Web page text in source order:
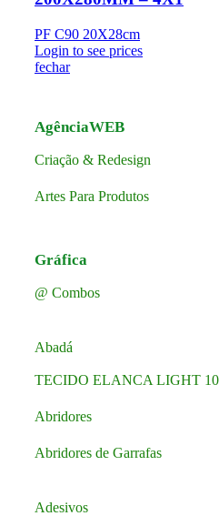
PF C90 20X28cm
Login to see prices
fechar
AgênciaWEB
Criação & Redesign
Artes Para Produtos
Gráfica
@ Combos
Abadá
TECIDO ELANCA LIGHT
Abridores
Abridores de Garrafas
Adesivos